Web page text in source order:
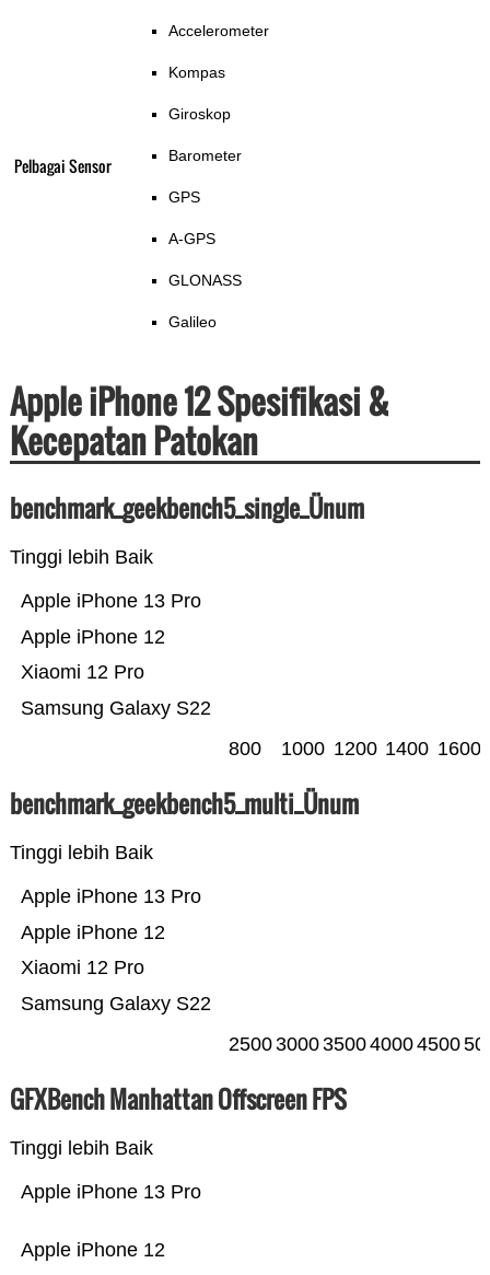
Pelbagai Sensor
Accelerometer
Kompas
Giroskop
Barometer
GPS
A-GPS
GLONASS
Galileo
Apple iPhone 12 Spesifikasi &
Kecepatan Patokan
benchmark_geekbench5_single_Ünum
Tinggi lebih Baik
Samsung Galaxy S22
Xiaomi 12 Pro
Apple iPhone 12
Apple iPhone 13 Pro
800 1000 1200 1400 1600
benchmark_geekbench5_multi_Ünum
Tinggi lebih Baik
Samsung Galaxy S22
Xiaomi 12 Pro
Apple iPhone 12
Apple iPhone 13 Pro
25003000350040004500
GFXBench Manhattan Offscreen FPS
Tinggi lebih Baik
Apple iPhone 12
Apple iPhone 13 Pro